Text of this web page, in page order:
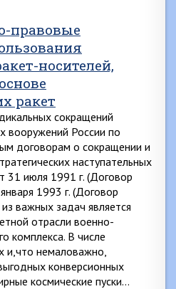
правовые
носителей,
ракет
сокращений
вооружений России по
договорам о сокращении и
наступательных
31 июля 1991 г. (Договор
1993 г. (Договор
важных задач является
отрасли военно-
комплекса. В числе
и,что немаловажно,
конверсионных
космические пуски…